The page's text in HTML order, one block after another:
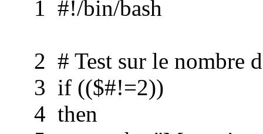
1 #!/bin/bash
2 # Test sur le nombre
3 if (($#!=2))
4 then